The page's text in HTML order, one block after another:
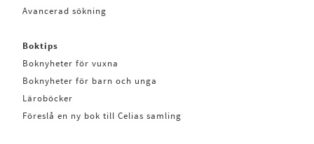
Avancerad sökning
Boktips
Boknyheter för vuxna
Boknyheter för barn och unga
Läroböcker
Föreslå en ny bok till Celias samling